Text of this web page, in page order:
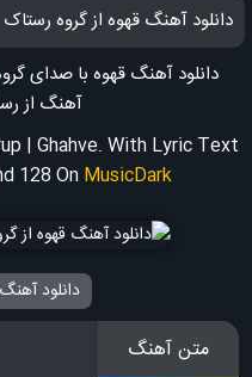
دانلود آهنگ قهوه از گروه رستاک
دانلود آهنگ قهوه با صدای
آهنگ از
| Ghahve. With Lyric Text
128 On MusicDark
دانلود
متن آهنگ